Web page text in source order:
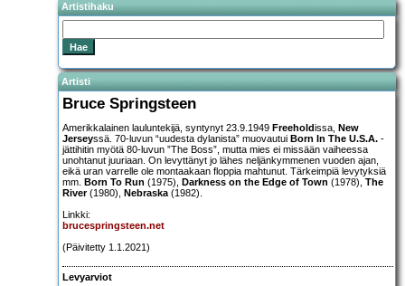
Artistihaku
Artisti
Bruce Springsteen
Amerikkalainen lauluntekijä, syntynyt 23.9.1949 Freeholdissa, New
Jerseyssä. 70-luvun “uudesta dylanista” muovautui Born In The U.S.A. -
jättihitin myötä 80-luvun ”The Boss”, mutta mies ei missään vaiheessa
unohtanut juuriaan. On levyttänyt jo lähes neljänkymmenen vuoden ajan,
eikä uran varrelle ole montaakaan floppia mahtunut. Tärkeimpiä levytyksiä
mm. Born To Run (1975), Darkness on the Edge of Town (1978), The
River(1980), Nebraska (1982).
Linkki:
brucespringsteen.net
(Päivitetty 1.1.2021)
Levyarviot